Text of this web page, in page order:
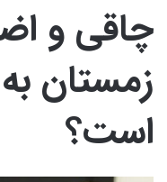
چاقی و
زمستان
است؟